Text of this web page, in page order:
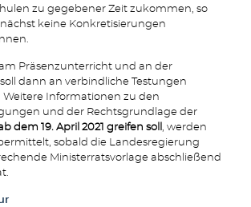
zu gegebener Zeit zukommen, so
keine Konkretisierungen
Präsenzunterricht und an der
dann an verbindliche Testungen
Weitere Informationen zu den
und der Rechtsgrundlage der
dem 19. April 2021 greifen soll , werden
sobald die Landesregierung
Ministerratsvorlage abschließend